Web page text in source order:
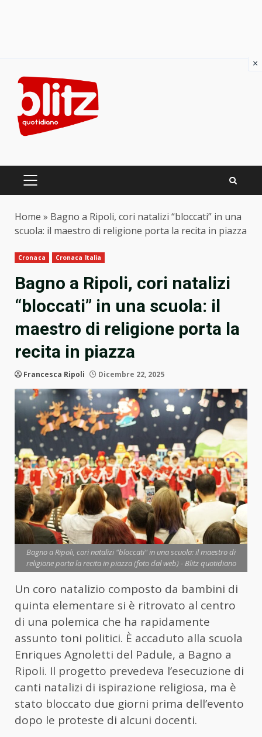
content
PRIMARY
Home » Bagno a Ripoli, cori natalizi “bloccati” in una
scuola: il maestro di religione porta la recita in piazza
Cronaca Cronaca Italia
Bagno a Ripoli, cori natalizi
“bloccati” in una scuola: il
maestro di religione porta la
recita in piazza
Francesca Ripoli Dicembre 22, 2025
Bagno a Ripoli, cori natalizi "bloccati" in una scuola: il maestro di
religione porta la recita in piazza (foto dal web) - Blitz quotidiano
Un coro natalizio composto da bambini di
quinta elementare si è ritrovato al centro
di una polemica che ha rapidamente
assunto toni politici. È accaduto alla scuola
Enriques Agnoletti del Padule, a Bagno a
Ripoli. Il progetto prevedeva l’esecuzione di
canti natalizi di ispirazione religiosa, ma è
stato bloccato due giorni prima dell’evento
dopo le proteste di alcuni docenti.
×